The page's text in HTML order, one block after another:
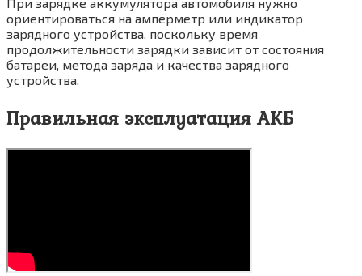
При зарядке аккумулятора автомобиля нужно
ориентироваться на амперметр или индикатор
зарядного устройства, поскольку время
продолжительности зарядки зависит от состояния
батареи, метода заряда и качества зарядного
устройства.
Правильная эксплуатация АКБ